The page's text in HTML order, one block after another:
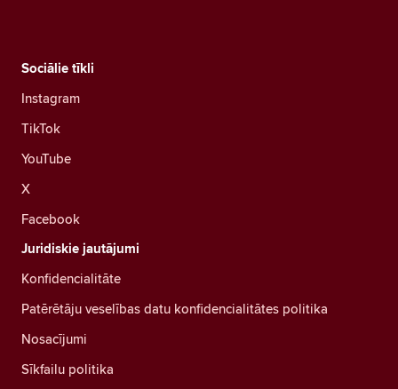
Sociālie tīkli
Instagram
TikTok
YouTube
X
Facebook
Juridiskie jautājumi
Konfidencialitāte
Patērētāju veselības datu konfidencialitātes politika
Nosacījumi
Sīkfailu politika